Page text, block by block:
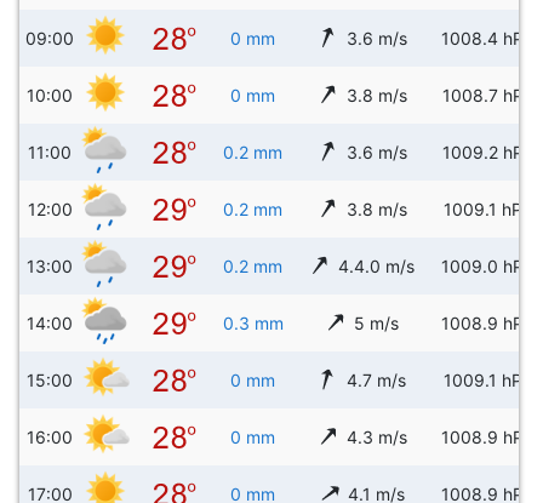
09:00 0 mm 3.6 m/s 1008.4 hPa
10:00 0 mm 3.8 m/s 1008.7 hPa
11:00 0.2 mm 3.6 m/s 1009.2 hPa
12:00 0.2 mm 3.8 m/s 1009.1 hPa
13:00 0.2 mm 4.4.0 m/s 1009.0 hPa
14:00 0.3 mm 5 m/s 1008.9 hPa
15:00 0 mm 4.7 m/s 1009.1 hPa
16:00 0 mm 4.3 m/s 1008.9 hPa
17:00 0 mm 4.1 m/s 1008.9 hPa